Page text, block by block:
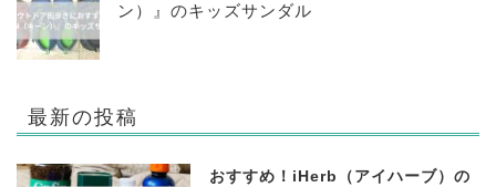
ン）』のキッズサンダル
最新の投稿
おすすめ！iHerb（アイハーブ）の